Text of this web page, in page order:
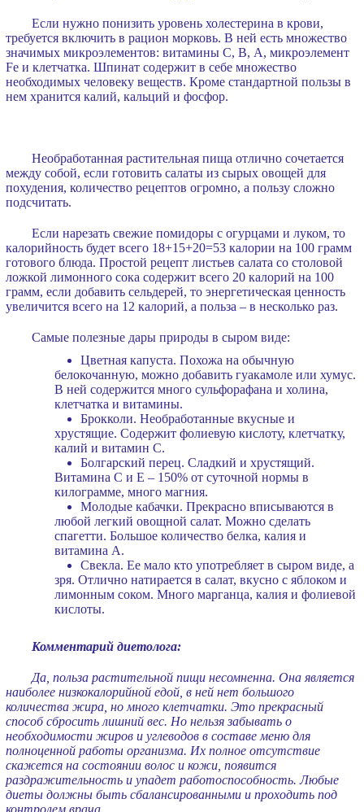
Если нужно понизить уровень холестерина в крови,
требуется включить в рацион морковь. В ней есть множество
значимых микроэлементов: витамины С, В, А, микроэлемент
Fe и клетчатка. Шпинат содержит в себе множество
необходимых человеку веществ. Кроме стандартной пользы в
нем хранится калий, кальций и фосфор.
Необработанная растительная пища отлично сочетается
между собой, если готовить салаты из сырых овощей для
похудения, количество рецептов огромно, а пользу сложно
подсчитать.
Если нарезать свежие помидоры с огурцами и луком, то
калорийность будет всего 18+15+20=53 калории на 100 грамм
готового блюда. Простой рецепт листьев салата со столовой
ложкой лимонного сока содержит всего 20 калорий на 100
грамм, если добавить сельдерей, то энергетическая ценность
увеличится всего на 12 калорий, а польза – в несколько раз.
Самые полезные дары природы в сыром виде:
Цветная капуста. Похожа на обычную
белокочанную, можно добавить гуакамоле или хумус.
В ней содержится много сульфорафана и холина,
клетчатка и витамины.
Брокколи. Необработанные вкусные и
хрустящие. Содержит фолиевую кислоту, клетчатку,
калий и витамин С.
Болгарский перец. Сладкий и хрустящий.
Витамина С и Е – 150% от суточной нормы в
килограмме, много магния.
Молодые кабачки. Прекрасно вписываются в
любой легкий овощной салат. Можно сделать
спагетти. Большое количество белка, калия и
витамина А.
Свекла. Ее мало кто употребляет в сыром виде, а
зря. Отлично натирается в салат, вкусно с яблоком и
лимонным соком. Много марганца, калия и фолиевой
кислоты.
Комментарий диетолога:
Да, польза растительной пищи несомненна. Она является
наиболее низкокалорийной едой, в ней нет большого
количества жира, но много клетчатки. Это прекрасный
способ сбросить лишний вес. Но нельзя забывать о
необходимости жиров и углеводов в составе меню для
полноценной работы организма. Их полное отсутствие
скажется на состоянии волос и кожи, появится
раздражительность и упадет работоспособность. Любые
диеты должны быть сбалансированными и проходить под
контролем врача.